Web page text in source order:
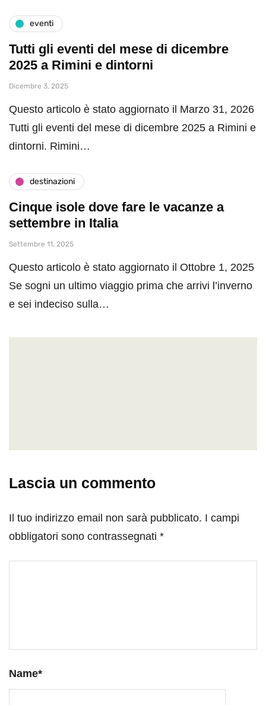
eventi
Tutti gli eventi del mese di dicembre
2025 a Rimini e dintorni
Dicembre 3, 2025
Questo articolo è stato aggiornato il Marzo 31, 2026
Tutti gli eventi del mese di dicembre 2025 a Rimini e
dintorni. Rimini…
destinazioni
Cinque isole dove fare le vacanze a
settembre in Italia
Settembre 11, 2025
Questo articolo è stato aggiornato il Ottobre 1, 2025
Se sogni un ultimo viaggio prima che arrivi l’inverno
e sei indeciso sulla…
Lascia un commento
Il tuo indirizzo email non sarà pubblicato. I campi
obbligatori sono contrassegnati *
Name*